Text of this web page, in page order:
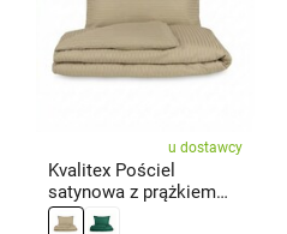
u dostawcy
Kvalitex Pościel
satynowa z prążkiem
Cappuccino, 140 × 200